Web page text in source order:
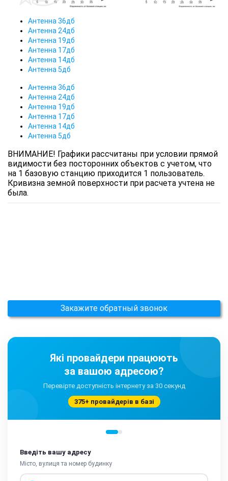
Антенна 36дб
Антенна 24дб
Антенна 19дб
Антенна 17дб
Антенна 14дб
Антенна 5дб
Антенна 36дб
Антенна 24дб
Антенна 19дб
Антенна 17дб
Антенна 14дб
Антенна 5дб
ВНИМАНИЕ! Графики рассчитаны при условии прямой
видимости без посторонних объектов с учетом, что
на 1 базовую станцию приходится 1 пользователь.
Кривизна земной поверхности при расчета учтена не
была.
Закажите обратный звонок
Які провайдери працюють
за вашою адресою?
Перевірте доступність інтернету за 30 секунд
375+ провайдерів в базі
Введіть вашу адресу
Місто, вулиця та номер будинку